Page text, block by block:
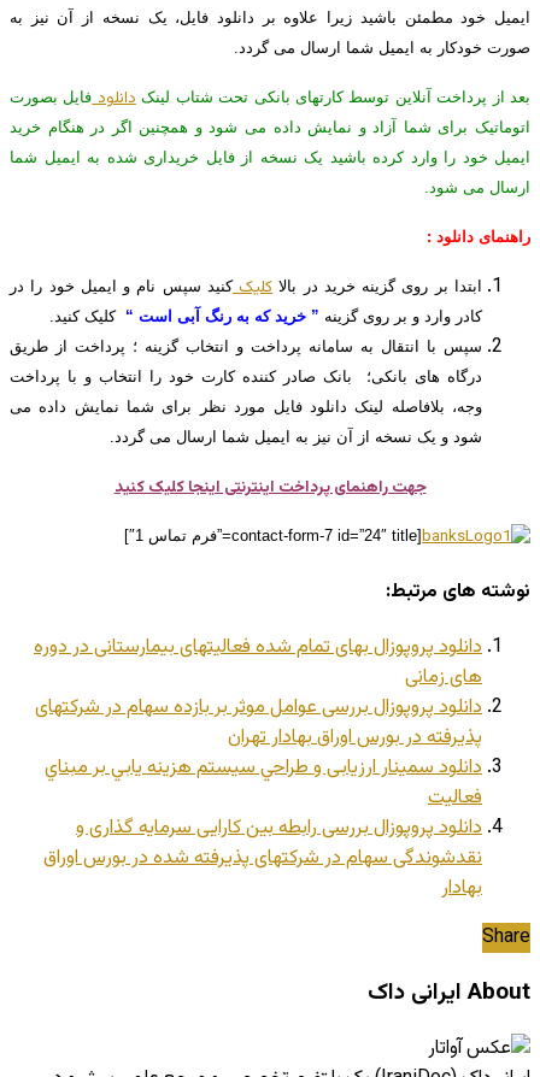
ایمیل خود مطمئن باشید زیرا علاوه بر دانلود فایل، یک نسخه از آن نیز به
صورت خودکار به ایمیل شما ارسال می گردد.
بعد از پرداخت آنلاین توسط کارتهای بانکی تحت شتاب لینک دانلودفایل بصورت
اتوماتیک برای شما آزاد و نمایش داده می شود و همچنین اگر در هنگام خرید
ایمیل خود را وارد کرده باشید یک نسخه از فایل خریداری شده به ایمیل شما
ارسال می شود.
راهنمای دانلود :
ابتدا بر روی گزینه خرید در بالا کلیککنید سپس نام و ایمیل خود را در
کادر وارد و بر روی گزینه ” خرید که به رنگ آبی است “ کلیک کنید.
سپس با انتقال به سامانه پرداخت و انتخاب گزینه ؛ پرداخت از طریق
درگاه های بانکی؛ بانک صادر کننده کارت خود را انتخاب و با پرداخت
وجه، بلافاصله لینک دانلود فایل مورد نظر برای شما نمایش داده می
شود و یک نسخه از آن نیز به ایمیل شما ارسال می گردد.
جهت راهنمای پرداخت اینترنتی اینجا کلیک کنید
[contact-form-7 id=”24″ title=”فرم تماس 1″]
نوشته های مرتبط:
دانلود پروپوزال بهای تمام شده فعالیتهای بیمارستانی در دوره
های زمانی
دانلود پروپوزال بررسی عوامل موثر بر بازده سهام در شرکتهای
پذیرفته در بورس اوراق بهادار تهران
دانلود سمینار ارزیابی و طراحي سيستم هزينه يابي بر مبناي
فعاليت
دانلود پروپوزال بررسی رابطه بین کارایی سرمایه گذاری و
نقدشوندگی سهام در شرکتهای پذیرفته شده در بورس اوراق
بهادار
Share
About ایرانی داک